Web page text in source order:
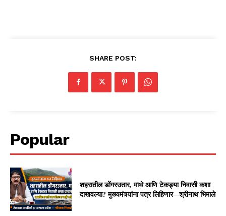
SHARE POST:
Popular
शहरातील डोंगरउतार, माथे आणि टेकड्या निवासी कशा
दाखवल्या? मुख्यमंत्र्यांना पत्र लिहिणार—श्रीनाथ भिमाले